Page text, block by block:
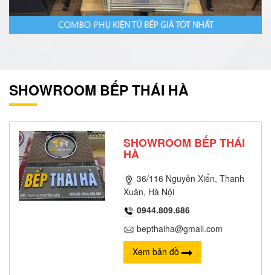
SHOWROOM BẾP THÁI HÀ
SHOWROOM BẾP THÁI
HÀ
36/116 Nguyễn Xiển, Thanh
Xuân, Hà Nội
0944.809.686
bepthaiha@gmail.com
Xem bản đồ